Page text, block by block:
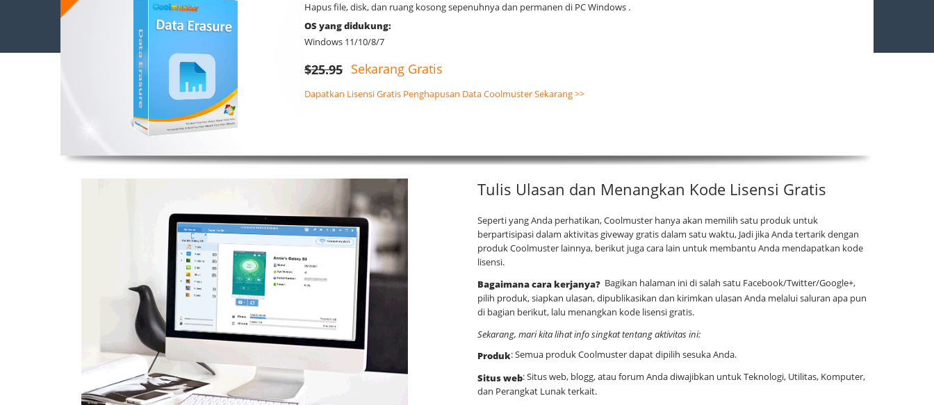
Hapus file, disk, dan ruang kosong sepenuhnya dan permanen di PC Windows .
OS yang didukung:
Windows 11/10/8/7
$25.95 Sekarang Gratis
Dapatkan Lisensi Gratis Penghapusan Data Coolmuster Sekarang >>
Tulis Ulasan dan Menangkan Kode Lisensi Gratis
Seperti yang Anda perhatikan, Coolmuster hanya akan memilih satu produk untuk
berpartisipasi dalam aktivitas giveway gratis dalam satu waktu, Jadi jika Anda tertarik dengan
produk Coolmuster lainnya, berikut juga cara lain untuk membantu Anda mendapatkan kode
lisensi.
Bagaimana cara kerjanya? Bagikan halaman ini di salah satu Facebook/Twitter/Google+,
pilih produk, siapkan ulasan, dipublikasikan dan kirimkan ulasan Anda melalui saluran apa pun
di bagian berikut, lalu menangkan kode lisensi gratis.
Sekarang, mari kita lihat info singkat tentang aktivitas ini:
Produk: Semua produk Coolmuster dapat dipilih sesuka Anda.
Situs web: Situs web, blogg, atau forum Anda diwajibkan untuk Teknologi, Utilitas, Komputer,
dan Perangkat Lunak terkait.